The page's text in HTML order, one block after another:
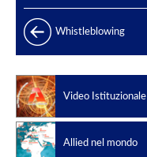
Produzione di energia
Offshore
Petrolchimico
Slug catchers
Standard di produzione
Whistleblowing
Video Istituzionale
Allied nel mondo